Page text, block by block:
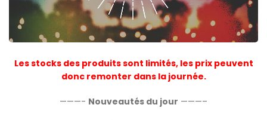
Les stocks des produits sont limités, les prix peuvent
donc remonter dans la journée.
———- Nouveautés du jour ———–